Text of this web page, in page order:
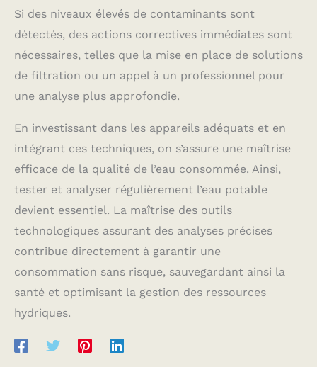
Si des niveaux élevés de contaminants sont
détectés, des actions correctives immédiates sont
nécessaires, telles que la mise en place de solutions
de filtration ou un appel à un professionnel pour
une analyse plus approfondie.
En investissant dans les appareils adéquats et en
intégrant ces techniques, on s’assure une maîtrise
efficace de la qualité de l’eau consommée. Ainsi,
tester et analyser régulièrement l’eau potable
devient essentiel. La maîtrise des outils
technologiques assurant des analyses précises
contribue directement à garantir une
consommation sans risque, sauvegardant ainsi la
santé et optimisant la gestion des ressources
hydriques.